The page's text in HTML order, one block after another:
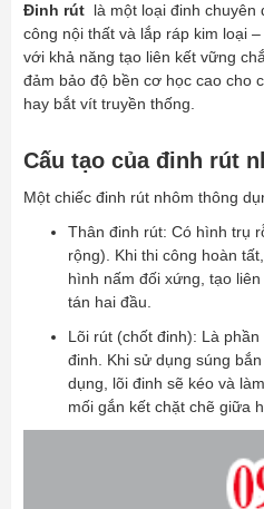
Đinh rút là một loại đinh
công nội thất và lắp ráp kim loại
với khả năng tạo liên kết vững
đảm bảo độ bền cơ học cao cho
hay bắt vít truyền thống.
Cấu tạo của đinh rút
Một chiếc đinh rút nhôm thông
Thân đinh rút: Có hình trụ
rộng). Khi thi công hoàn
hình nấm đối xứng, tạo
tán hai đầu.
Lõi rút (chốt đinh): Là
đinh. Khi sử dụng súng
dụng, lõi đinh sẽ kéo và
mối gắn kết chặt chẽ giữa